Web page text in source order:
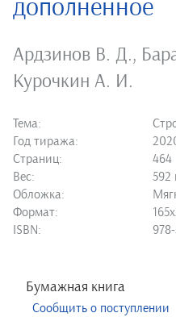
дополненное
Ардзинов В. Д.,
Курочкин А. И.
Тема:
Год тиража:
Страниц:
464
Вес:
592
Обложка:
Формат:
ISBN:
Бумажная книга
Сообщить о поступлении